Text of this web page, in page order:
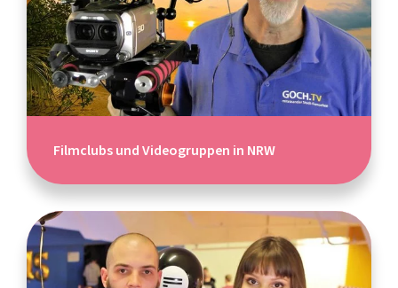
Filmclubs und Videogruppen in NRW